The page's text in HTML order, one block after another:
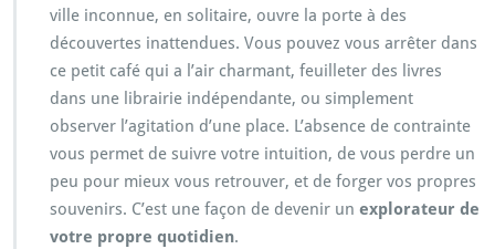
ville inconnue, en solitaire, ouvre la porte à des
découvertes inattendues. Vous pouvez vous arrêter dans
ce petit café qui a l’air charmant, feuilleter des livres
dans une librairie indépendante, ou simplement
observer l’agitation d’une place. L’absence de contrainte
vous permet de suivre votre intuition, de vous perdre un
peu pour mieux vous retrouver, et de forger vos propres
souvenirs. C’est une façon de devenir un explorateur de
votre propre quotidien.